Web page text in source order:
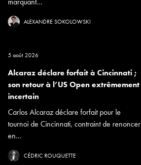
ALEXANDRE SOKOLOWSKI
5 août 2026
Alcaraz déclare forfait à Cincinnati ;
son retour à l’US Open extrêmement
incertain
Carlos Alcaraz déclare forfait pour le
tournoi de Cincinnati, contraint de renoncer
en...
CÉDRIC ROUQUETTE